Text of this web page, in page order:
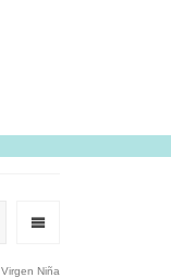
Virgen Niña